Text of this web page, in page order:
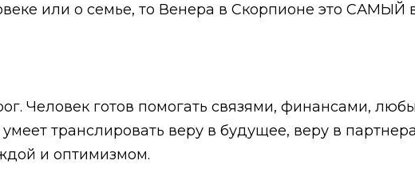
или о семье, то Венера в Скорпионе это САМЫЙ
Человек готов помогать связями, финансами,
транслировать веру в будущее, веру в
и оптимизмом.